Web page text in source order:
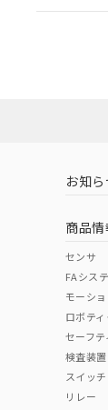
EU RoHS
中国
中国
Pb
（イギ
お知
商品情
センサ
FAシス
モーシ
ロボティ
セーフテ
検査装置
スイッチ
リレー